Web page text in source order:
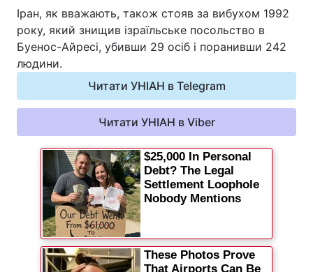
ПОСЛУГИ
Реклама на сайті Фотобанк
Пресцентр
Іран, як вважають, також стояв за вибухом 1992
року, який знищив ізраїльське посольство в
Буенос-Айресі, убивши 29 осіб і поранивши 242
людини.
Читати УНІАН в Telegram
Читати УНІАН в Viber